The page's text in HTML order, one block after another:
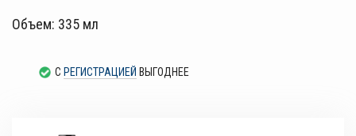
Объем: 335 мл
С РЕГИСТРАЦИЕЙ ВЫГОДНЕЕ